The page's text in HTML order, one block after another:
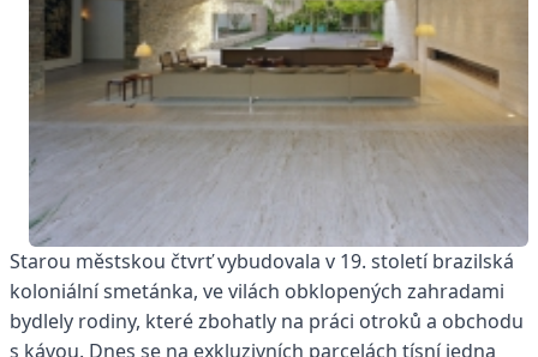
Starou městskou čtvrť vybudovala v 19. století brazilská
koloniální smetánka, ve vilách obklopených zahradami
bydlely rodiny, které zbohatly na práci otroků a obchodu
s kávou. Dnes se na exkluzivních parcelách tísní jedna